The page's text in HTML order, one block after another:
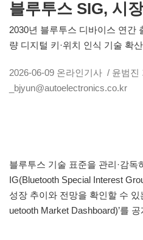
블루투스 SIG, 시
2030년 블루투스 디바이스 연간
량 디지털 키·위치 인식 기술 확
2026-06-09 온라인기사 / 윤범진
_bjyun@autoelectronics.co.kr
블루투스 기술 표준을 관리·감
IG(Bluetooth Special Interest
성장 추이와 전망을 확인할 수
uetooth Market Dashboard)’를